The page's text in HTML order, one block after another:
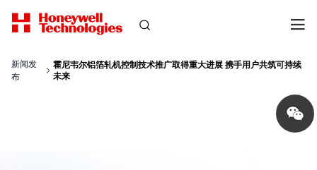
新闻发
布
霍尼韦尔铝箔轧机控制技术推广取得重大进展 携手用户共筑可持续
未来
Share
on
wechat